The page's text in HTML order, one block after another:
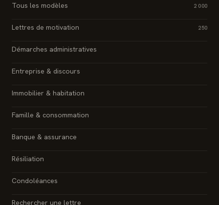
Tous les modèles 2 000
Lettres de motivation 250
Démarches administratives
Entreprise & discours
Immobilier & habitation
Famille & consommation
Banque & assurance
Résiliation
Condoléances
Rechercher une lettre